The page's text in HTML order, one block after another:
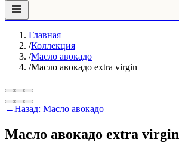
Главная
/Коллекция
/Масло авокадо
/Масло авокадо extra virgin
←Назад: Масло авокадо
Масло авокадо extra virgin